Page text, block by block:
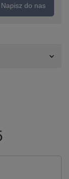
Napisz do nas